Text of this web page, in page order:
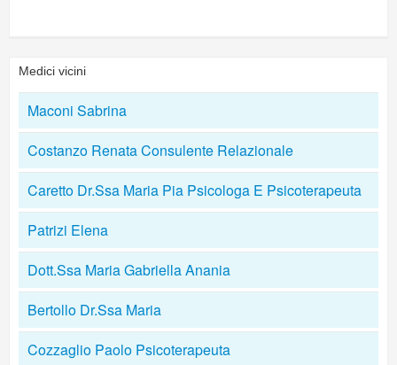
Medici vicini
Maconi Sabrina
Costanzo Renata Consulente Relazionale
Caretto Dr.Ssa Maria Pia Psicologa E Psicoterapeuta
Patrizi Elena
Dott.Ssa Maria Gabriella Anania
Bertollo Dr.Ssa Maria
Cozzaglio Paolo Psicoterapeuta